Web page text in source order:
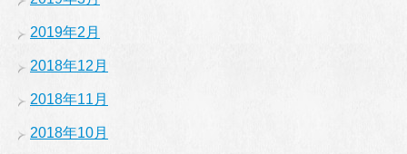
2019年2月
2018年12月
2018年11月
2018年10月